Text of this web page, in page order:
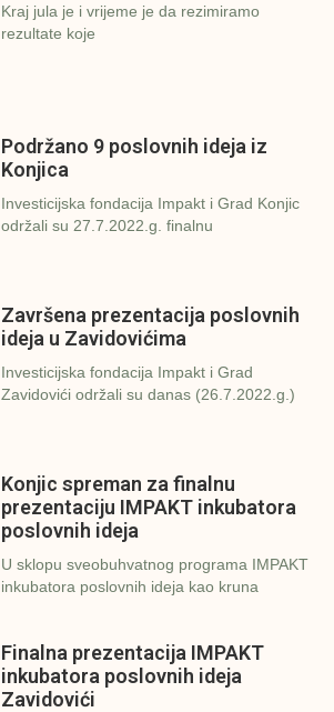
Kraj jula je i vrijeme je da rezimiramo
rezultate koje
Podržano 9 poslovnih ideja iz
Konjica
Investicijska fondacija Impakt i Grad Konjic
održali su 27.7.2022.g. finalnu
Završena prezentacija poslovnih
ideja u Zavidovićima
Investicijska fondacija Impakt i Grad
Zavidovići održali su danas (26.7.2022.g.)
Konjic spreman za finalnu
prezentaciju IMPAKT inkubatora
poslovnih ideja
U sklopu sveobuhvatnog programa IMPAKT
inkubatora poslovnih ideja kao kruna
Finalna prezentacija IMPAKT
inkubatora poslovnih ideja
Zavidovići